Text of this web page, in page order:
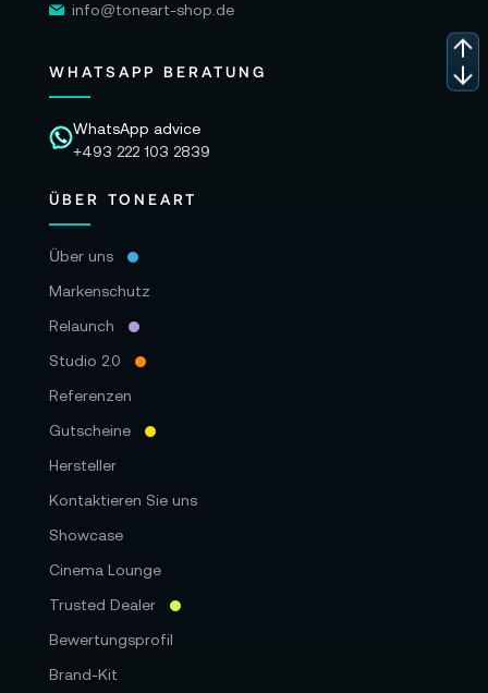
info@toneart-shop.de
WHATSAPP BERATUNG
WhatsApp advice
+493 222 103 2839
ÜBER TONEART
Über uns
Markenschutz
Relaunch
Studio 2.0
Referenzen
Gutscheine
Hersteller
Kontaktieren Sie uns
Showcase
Cinema Lounge
Trusted Dealer
Bewertungsprofil
Brand-Kit